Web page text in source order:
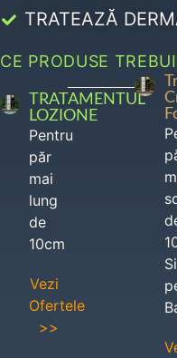
TRATEAZĂ
CE PRODUSE
TRATAMENTUL
LOZIONE
Pentru
păr
mai
lung
de
10cm
Vezi
Ofertele
>>
Si